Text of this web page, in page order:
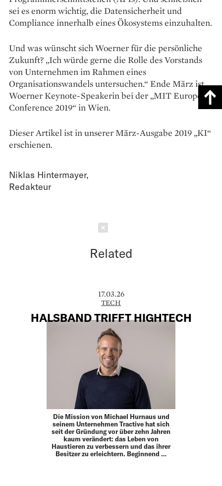
sei es enorm wichtig, die Daten­sicherheit und
Compliance innerhalb eines Ökosystems einzuhalten.
Und was wünscht sich ­Woerner für die persönliche
Zukunft? „Ich würde gerne die Rolle des Vorstands
von Unternehmen im Rahmen ­eines
Organisationswandels ­untersuchen.“ Ende März ist
Woerner Keynote-­Speakerin bei der „MIT Europe ­
Conference 2019“ in Wien.
Dieser Artikel ist in unserer März-Ausgabe 2019 „KI“
erschienen.
Niklas Hintermayer,
Redakteur
Related
17.03.26
TECH
HALSBAND TRIFFT HIGHTECH
Die Mission von Michael Hurnaus und
seinem Unter­nehmen Tractive hat sich
seit der Gründung vor über zehn Jahren
kaum verändert: das Leben von
Haustieren zu verbessern und das ihrer
Besitzer zu erleichtern. Beginnend …